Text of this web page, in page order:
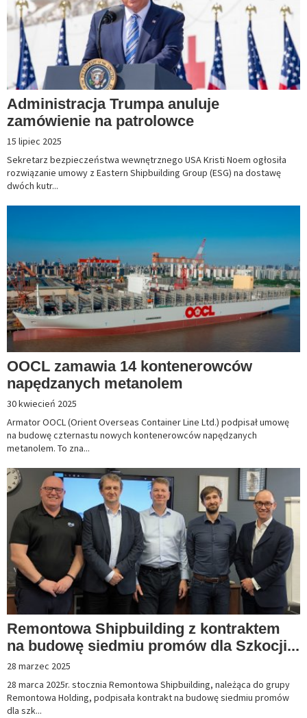
Administracja Trumpa anuluje
zamówienie na patrolowce
15 lipiec 2025
Sekretarz bezpieczeństwa wewnętrznego USA Kristi Noem ogłosiła
rozwiązanie umowy z Eastern Shipbuilding Group (ESG) na dostawę
dwóch kutr...
OOCL zamawia 14 kontenerowców
napędzanych metanolem
30 kwiecień 2025
Armator OOCL (Orient Overseas Container Line Ltd.) podpisał umowę
na budowę czternastu nowych kontenerowców napędzanych
metanolem. To zna...
Remontowa Shipbuilding z kontraktem
na budowę siedmiu promów dla Szkocji...
28 marzec 2025
28 marca 2025r. stocznia Remontowa Shipbuilding, należąca do grupy
Remontowa Holding, podpisała kontrakt na budowę siedmiu promów
dla szk...